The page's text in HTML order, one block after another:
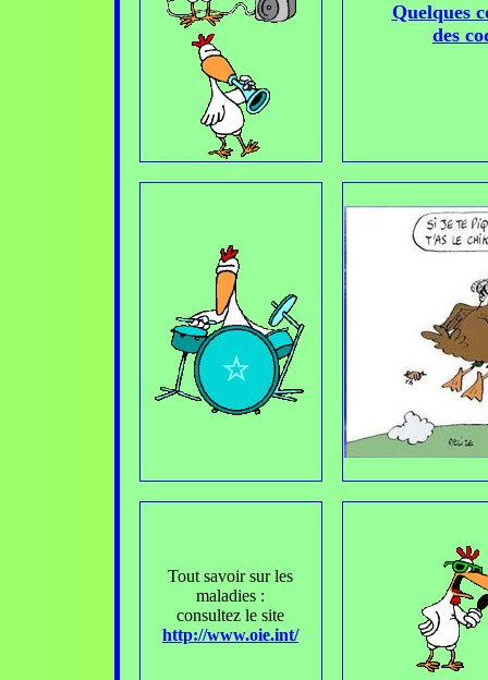
Quelques
des
Tout savoir sur les
maladies :
consultez le site
http://www.oie.int/